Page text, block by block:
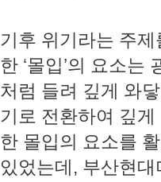
기후 위기라는 주
한 ‘몰입’의 요소
처럼 들려 깊게 와
기로 전환하여 깊
한 몰입의 요소를
있었는데, 부산현